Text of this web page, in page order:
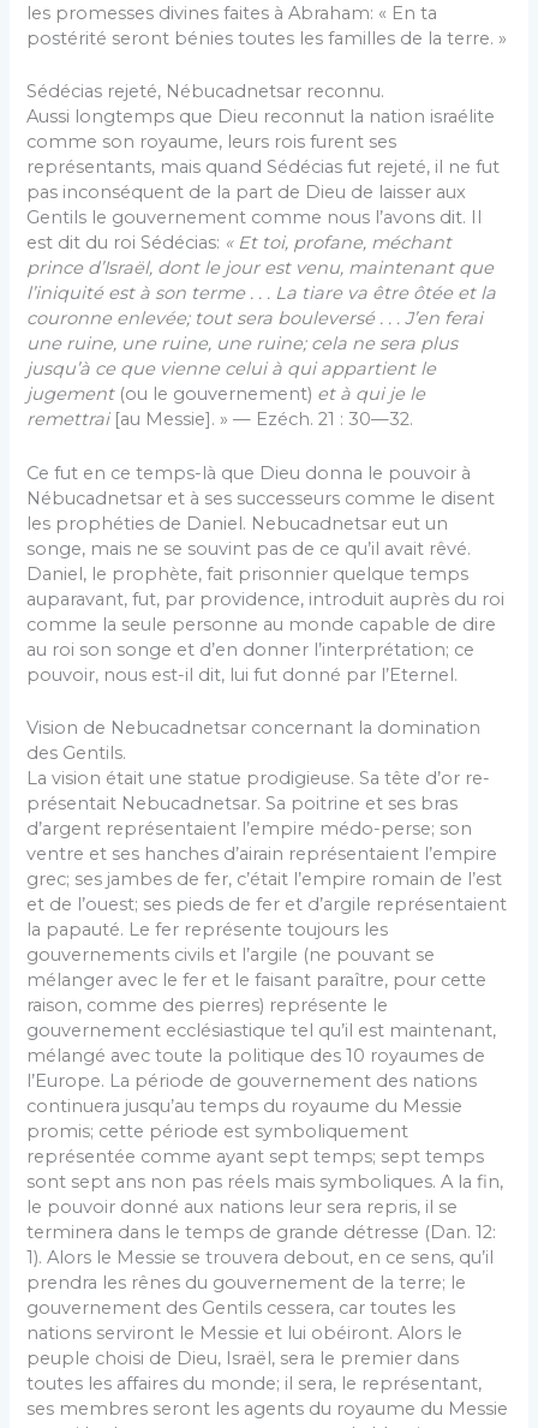
les pro­messes divines faites à Abraham: « En ta
postérité seront bénies toutes les familles de la terre. »
Sédécias rejeté, Nébucadnetsar reconnu.
Aussi longtemps que Dieu reconnut la nation israélite
comme son royaume, leurs rois furent ses
représentants, mais quand Sédécias fut rejeté, il ne fut
pas inconséquent de la part de Dieu de laisser aux
Gentils le gouvernement comme nous l’avons dit. Il
est dit du roi Sédécias: « Et toi, profane, méchant
prince d’Israël, dont le jour est venu, maintenant que
l’iniquité est à son terme . . . La tiare va être ôtée et la
couronne enlevée; tout sera bouleversé . . . J’en ferai
une ruine, une ruine, une ruine; cela ne sera plus
jusqu’à ce que vienne celui à qui appartient le
jugement (ou le gouvernement) et à qui je le
remettrai[au Messie]. » — Ezéch. 21 : 30—32.
Ce fut en ce temps-là que Dieu donna le pouvoir à
Nébu­cadnetsar et à ses successeurs comme le disent
les prophéties de Daniel. Nebucadnetsar eut un
songe, mais ne se souvint pas de ce qu’il avait rêvé.
Daniel, le prophète, fait prisonnier quelque temps
auparavant, fut, par providence, introduit auprès du roi
comme la seule personne au monde capable de dire
au roi son songe et d’en donner l’interprétation; ce
pouvoir, nous est-il dit, lui fut donné par l’Eternel.
Vision de Nebucadnetsar concernant la domination
des Gentils.
La vision était une statue prodigieuse. Sa tête d’or re­
présentait Nebucadnetsar. Sa poitrine et ses bras
d’argent représentaient l’empire médo-perse; son
ventre et ses hanches d’airain représentaient l’empire
grec; ses jambes de fer, c’était l’empire romain de l’est
et de l’ouest; ses pieds de fer et d’argile représentaient
la papauté. Le fer représente toujours les
gouvernements civils et l’argile (ne pouvant se
mélanger avec le fer et le faisant paraître, pour cette
raison, comme des pierres) représente le
gouvernement ecclésiastique tel qu’il est maintenant,
mélangé avec toute la politique des 10 royaumes de
l’Europe. La période de gouvernement des nations
con­tinuera jusqu’au temps du royaume du Messie
promis; cette période est symboliquement
représentée comme ayant sept temps; sept temps
sont sept ans non pas réels mais symbo­liques. A la fin,
le pouvoir donné aux nations leur sera repris, il se
terminera dans le temps de grande détresse (Dan. 12:
1). Alors le Messie se trouvera debout, en ce sens, qu’il
prendra les rênes du gouvernement de la terre; le
gouvernement des Gentils cessera, car toutes les
nations serviront le Messie et lui obéiront. Alors le
peuple choisi de Dieu, Israël, sera le premier dans
toutes les affaires du monde; il sera, le représen­tant,
ses membres seront les agents du royaume du Messie